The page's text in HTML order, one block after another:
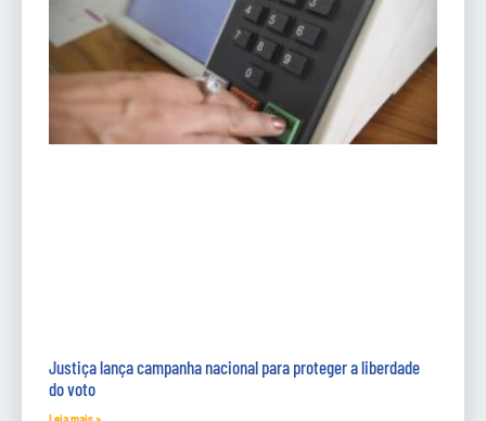
Justiça lança campanha nacional para proteger a liberdade
do voto